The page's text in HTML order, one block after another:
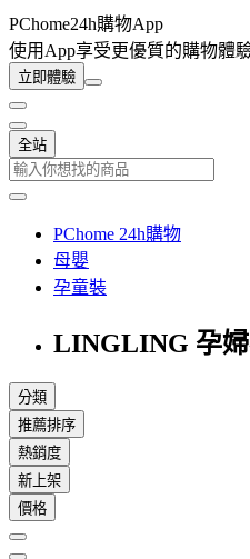
PChome24h購物App
使用App享受更優質的購物體
立即體驗
全站
PChome 24h購物
母嬰
孕童裝
LINGLING 孕
分類
推薦排序
熱銷度
新上架
價格